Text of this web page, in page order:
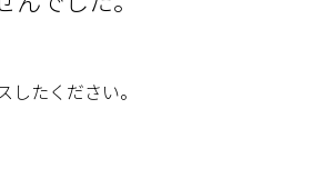
たください。